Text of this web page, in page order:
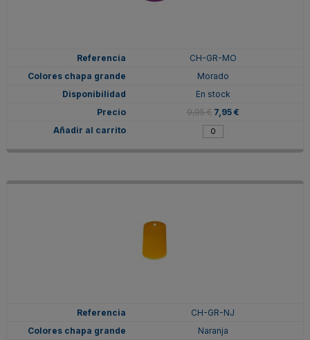
CH-GR-MO
Morado
En stock
9,95 € 7,95 €
CH-GR-NJ
Naranja